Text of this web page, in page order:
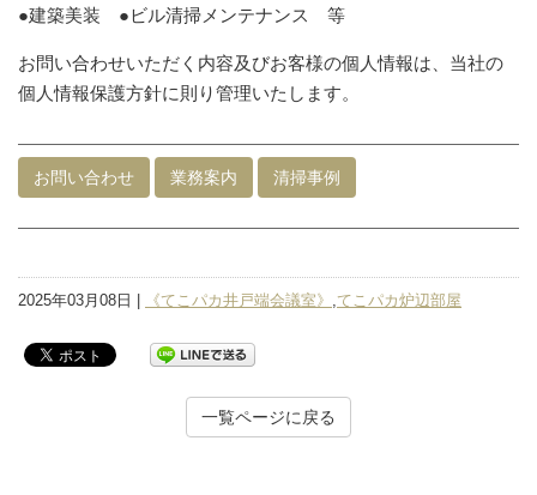
●建築美装 ●ビル清掃メンテナンス 等
お問い合わせいただく内容及びお客様の個人情報は、当社の
個人情報保護方針に則り管理いたします。
お問い合わせ 業務案内 清掃事例
2025年03月08日 | 《てこパカ井戸端会議室》 てこパカ炉辺部屋
一覧ページに戻る